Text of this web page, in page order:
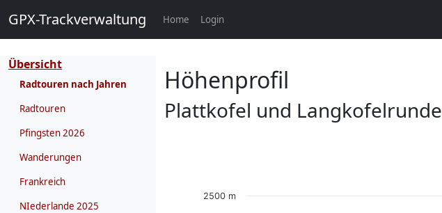
GPX-Trackverwaltung Home (current)
Login
Übersicht
Radtouren nach Jahren
Radtouren
Pfingsten 2026
Wanderungen
Frankreich
NIederlande 2025
Höhenprofil
Plattkofel und Langkofelrunde
2500 m